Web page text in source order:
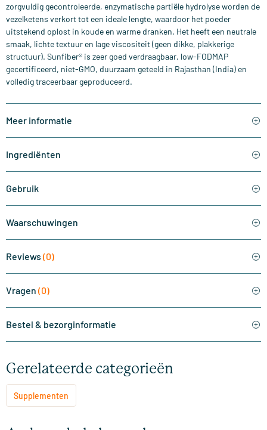
zorgvuldig gecontroleerde, enzymatische partiële hydrolyse worden de
vezelketens verkort tot een ideale lengte, waardoor het poeder
uitstekend oplost in koude en warme dranken. Het heeft een neutrale
smaak, lichte textuur en lage viscositeit (geen dikke, plakkerige
structuur). Sunfiber® is zeer goed verdraagbaar, low-FODMAP
gecertificeerd, niet-GMO, duurzaam geteeld in Rajasthan (India) en
volledig traceerbaar geproduceerd.
Meer informatie
Ingrediënten
Gebruik
Waarschuwingen
Reviews (0)
Vragen (0)
Bestel & bezorginformatie
Gerelateerde categorieën
Supplementen